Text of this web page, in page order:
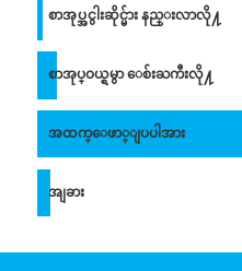
စာအုပ္အငွါးဆိုင္မ်ား နည္းလာလို႔
စာအုပ္ဝယ္ရမွာ ေစ်းႀကီးလို႔
အထက္ေဖာ္ျပပါအား
အျခား